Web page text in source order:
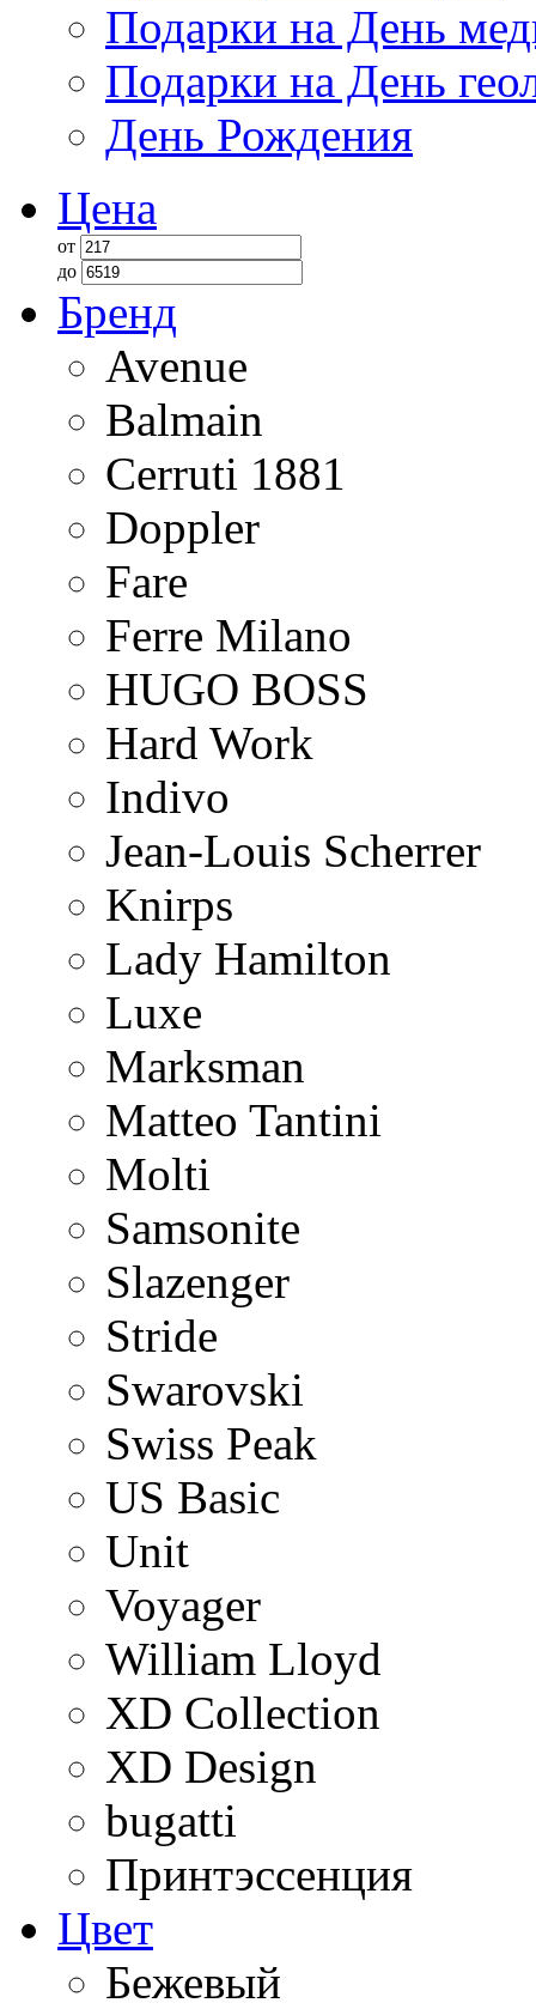
Подарки на День
Подарки на День
День Рождения
Цена
от
до
Бренд
Avenue
Balmain
Cerruti 1881
Doppler
Fare
Ferre Milano
HUGO BOSS
Hard Work
Indivo
Jean-Louis Scherrer
Knirps
Lady Hamilton
Luxe
Marksman
Matteo Tantini
Molti
Samsonite
Slazenger
Stride
Swarovski
Swiss Peak
US Basic
Unit
Voyager
William Lloyd
XD Collection
XD Design
bugatti
Принтэссенция
Цвет
Бежевый